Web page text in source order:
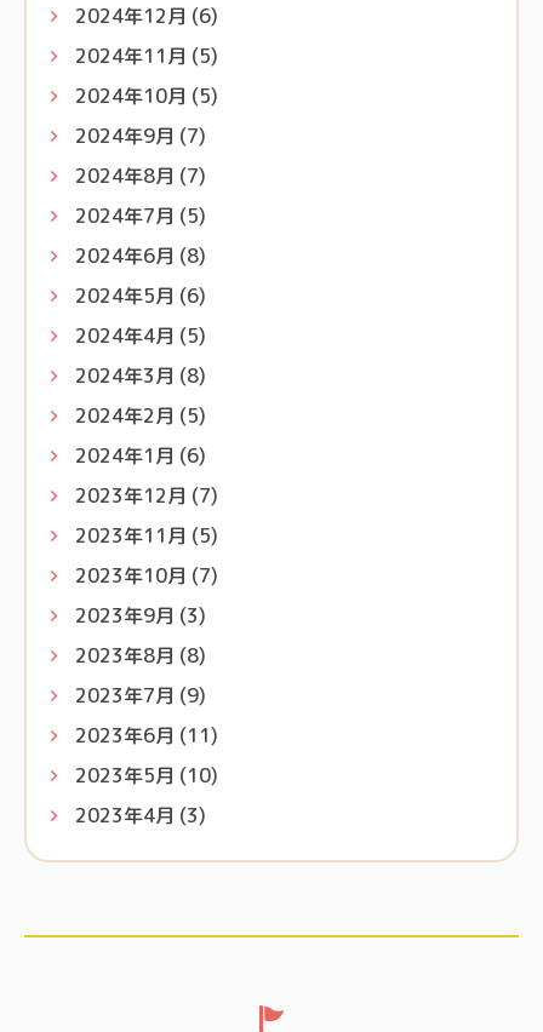
2024年12月 (6)
2024年11月 (5)
2024年10月 (5)
2024年9月 (7)
2024年8月 (7)
2024年7月 (5)
2024年6月 (8)
2024年5月 (6)
2024年4月 (5)
2024年3月 (8)
2024年2月 (5)
2024年1月 (6)
2023年12月 (7)
2023年11月 (5)
2023年10月 (7)
2023年9月 (3)
2023年8月 (8)
2023年7月 (9)
2023年6月 (11)
2023年5月 (10)
2023年4月 (3)